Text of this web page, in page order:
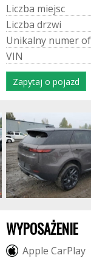
Liczba miejsc
Liczba drzwi
Unikalny numerof
VIN
Zapytaj o pojazd
WYPOSAŻENIE
Apple CarPlay